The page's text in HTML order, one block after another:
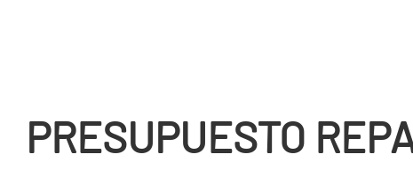
PRESUPUESTO